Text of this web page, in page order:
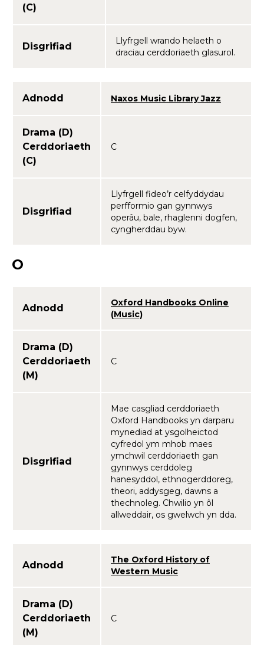
(C)
Disgrifiad
Llyfrgell wrando helaeth o
draciau cerddoriaeth glasurol.
Adnodd Naxos Music Library Jazz
Drama (D)
Cerddoriaeth
(C)
C
Disgrifiad
Llyfrgell fideo’r celfyddydau
perfformio gan gynnwys
operâu, bale, rhaglenni dogfen,
cyngherddau byw.
O
Adnodd
Oxford Handbooks Online
(Music)
Drama (D)
Cerddoriaeth
(M)
C
Disgrifiad
Mae casgliad cerddoriaeth
Oxford Handbooks yn darparu
mynediad at ysgolheictod
cyfredol ym mhob maes
ymchwil cerddoriaeth gan
gynnwys cerddoleg
hanesyddol, ethnogerddoreg,
theori, addysgeg, dawns a
thechnoleg. Chwilio yn ôl
allweddair, os gwelwch yn dda.
Adnodd
The Oxford History of
Western Music
Drama (D)
Cerddoriaeth
(M)
C